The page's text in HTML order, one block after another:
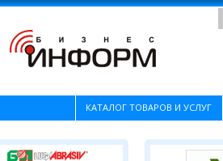
КАТАЛОГ ТОВАРОВ И УСЛУГ